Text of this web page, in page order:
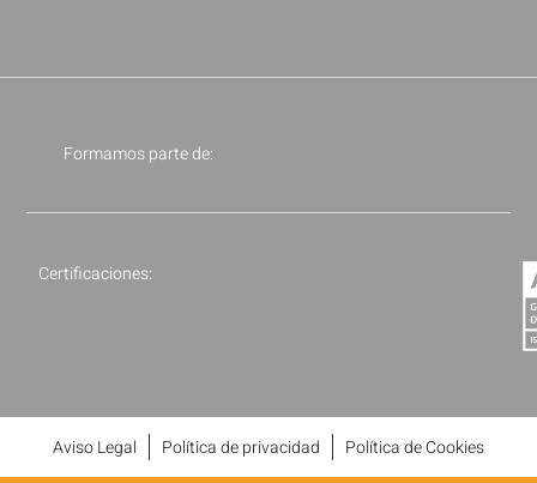
Formamos parte de:
Certificaciones:
Aviso Legal Política de privacidad Política de Cookies